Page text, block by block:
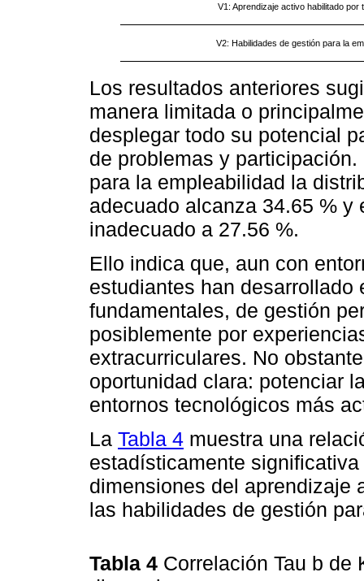
V1: Aprendizaje activo habilitado por
V2: Habilidades de gestión para la
Los resultados anteriores
manera limitada o
desplegar todo su potencial
de problemas y
para la empleabilidad la
adecuado alcanza 34.65 % y
inadecuado a 27.56 %.
Ello indica que, aun con
estudiantes han
fundamentales, de gestión
posiblemente por
extracurriculares. No
oportunidad clara: potenciar
entornos tecnológicos más
La Tabla 4 muestra una
estadísticamente
dimensiones del aprendizaje
las habilidades de gestión
Tabla 4 Correlación Tau b de